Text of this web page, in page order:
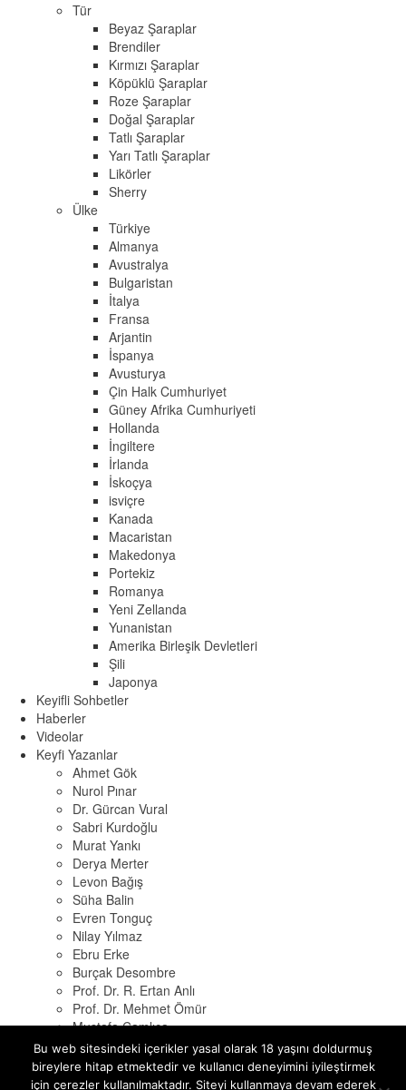
Tür
Beyaz Şaraplar
Brendiler
Kırmızı Şaraplar
Köpüklü Şaraplar
Roze Şaraplar
Doğal Şaraplar
Tatlı Şaraplar
Yarı Tatlı Şaraplar
Likörler
Sherry
Ülke
Türkiye
Almanya
Avustralya
Bulgaristan
İtalya
Fransa
Arjantin
İspanya
Avusturya
Çin Halk Cumhuriyet
Güney Afrika Cumhuriyeti
Hollanda
İngiltere
İrlanda
İskoçya
isviçre
Kanada
Macaristan
Makedonya
Portekiz
Romanya
Yeni Zellanda
Yunanistan
Amerika Birleşik Devletleri
Şili
Japonya
Keyifli Sohbetler
Haberler
Videolar
Keyfi Yazanlar
Ahmet Gök
Nurol Pınar
Dr. Gürcan Vural
Sabri Kurdoğlu
Murat Yankı
Derya Merter
Levon Bağış
Süha Balin
Evren Tonguç
Nilay Yılmaz
Ebru Erke
Burçak Desombre
Prof. Dr. R. Ertan Anlı
Prof. Dr. Mehmet Ömür
Mustafa Çamlıca
Cem Soruşbay
Osman Tokat
Alessio Di Gino
Bu web sitesindeki içerikler yasal olarak 18 yaşını doldurmuş
bireylere hitap etmektedir ve kullanıcı deneyimini iyileştirmek
için çerezler kullanılmaktadır. Siteyi kullanmaya devam ederek